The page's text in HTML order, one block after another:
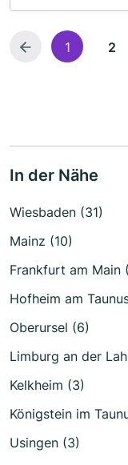
1 2
In der Nähe
Wiesbaden (31)
Mainz (10)
Frankfurt am Main
Hofheim am
Oberursel (6)
Limburg an der
Kelkheim (3)
Königstein im
Usingen (3)